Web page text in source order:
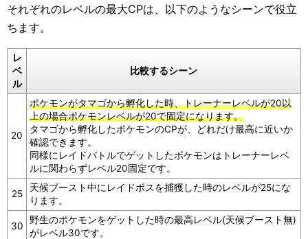
それぞれのレベルの最大CPは、以下のようなシーンで役立
ちます。
レ
ベ
ル
比較するシーン
20
ポケモンがタマゴから孵化した時、トレーナーレベルが20以
上の場合ポケモンレベルが20で固定になります。
タマゴから孵化したポケモンのCPが、どれだけ最高に近いか
確認できます。
同様にレイドバトルでゲットしたポケモンはトレーナーレベ
ルに関わらずレベル20固定です。
25
天候ブースト中にレイドボスを捕獲した時のレベルが25にな
ります。
30
野生のポケモンをゲットした時の最高レベル(天候ブースト無)
がレベル30です。